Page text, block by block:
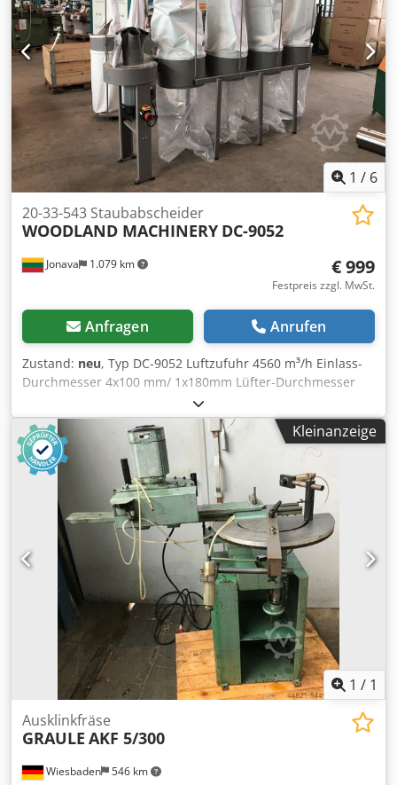
Druckluftanschluss 6 - 8 bar Csdof E Higopfx Ag Ajha -
Luftverbrauch je Arbeitstakt 10 l - Pneumatische
Profilklemmung - Tischuntergestell - Platzbedarf ca. B 1100
x H 1300 x T 700 mm - Gewicht ca. 200 kg
1 / 6
Jonava 1.079 km
20-33-543 Staubabscheider
WOODLAND MACHINERY DC-9052
€ 999
Festpreis zzgl. MwSt.
Anfragen Anrufen
Zustand: neu, Typ DC-9052 Luftzufuhr 4560 m³/h Einlass-
Durchmesser 4x100 mm/ 1x180mm Lüfter-Durchmesser
356 mm Chsdpfx Asfiiwxsg Aoa Fassungsvermögen des
Beutels 307 l Sammeltasche ø 480 × 4 3 Phasen 400V/50 Hz
Motorleistung 5,6 kW Abmessungen 2764x585x2355mm
Transport-Abmessungen 1600x720x840mm Gewicht 125 kg
Kleinanzeige
1 / 1
Wiesbaden 546 km
Ausklinkfräse
GRAULE AKF 5/300